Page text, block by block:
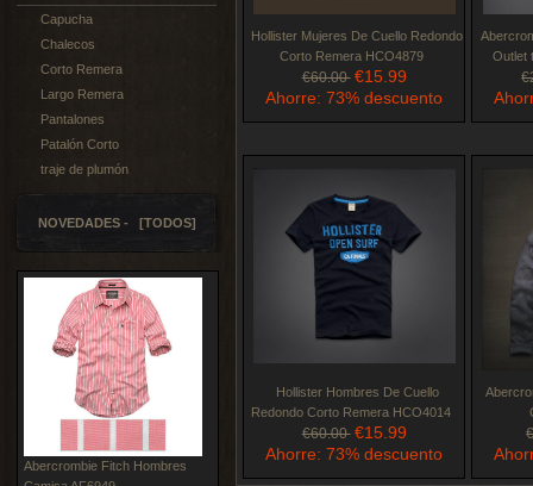
Capucha
Chalecos
Corto Remera
Largo Remera
Pantalones
Patalón Corto
traje de plumón
NOVEDADES - [TODOS]
Abercrombie Fitch Hombres
Hollister Mujeres De Cuello Redondo
Corto Remera HCO4879
€60.00 €15.99
Ahorre: 73% descuento
Outlet
Hollister Hombres De Cuello
Redondo Corto Remera HCO4014
€60.00 €15.99
Ahorre: 73% descuento